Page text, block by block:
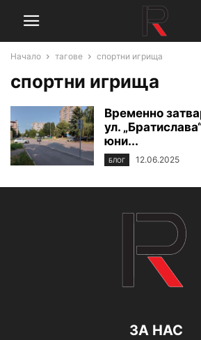
Начало тагове спортни игрища
спортни игрища
Временно
ул.
юни...
БЛОГ 12.06.2025
ЗА НАС